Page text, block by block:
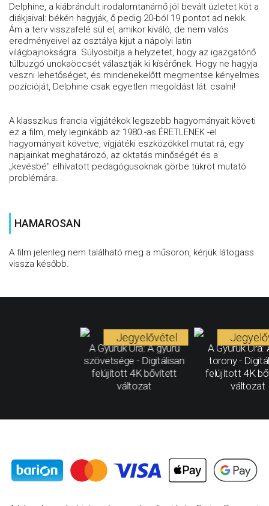
Delphine, a kiábrándult irodalomtanárnő jól bevált üzletet köt a
diákjaival: békén hagyják, ő pedig 20-ból 19 pontot ad nekik.
Ám a terv visszafelé sül el, amikor kiváló, de nem valós
eredményeivel az osztálya kijut a nápolyi latin
világbajnokságra. Súlyosbítja a helyzetet, hogy az igazgatónő
túlbuzgó unokaöccsét választják ki kísérőnek. Hogy ne hagyja
veszni lehetőséget, és mindenekelőtt megmentse kényelmes
pozícióját, Delphine csak egyetlen megoldást lát: csalni!
A klasszikus francia vígjátékok legszebb hagyományait követi
ez a film, mely leginkább az 1980.-as ÉRETLENEK -el
hagyományait követve, vígjátéki eszközökkel mutat rá, egy
napjainkat meghatározó, az oktatás minőségét és a
„kevésbé" elhívatott pedagógusoknak görbe tükröt mutató
problémára.
HAMAROSAN
A film jelenleg nem található meg a műsoron, kérjük látogass
vissza később.
A Gyűrűk Ura: A gyűrű
szövetsége - Digitálisan
felújított 4K bővített
változat
Jegyelővétel
A Gyűrűk Ura:
torony -
felújított 4K
változat